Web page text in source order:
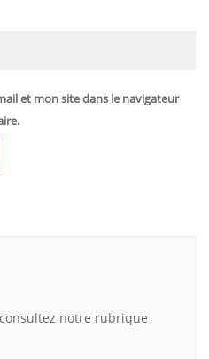
et mon site dans le navigateur
notre rubrique